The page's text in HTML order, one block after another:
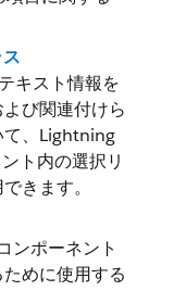
キスト情報を
び関連付けら
て、Lightning
ト内の選択リ
きます。
ンポーネント
めに使用する